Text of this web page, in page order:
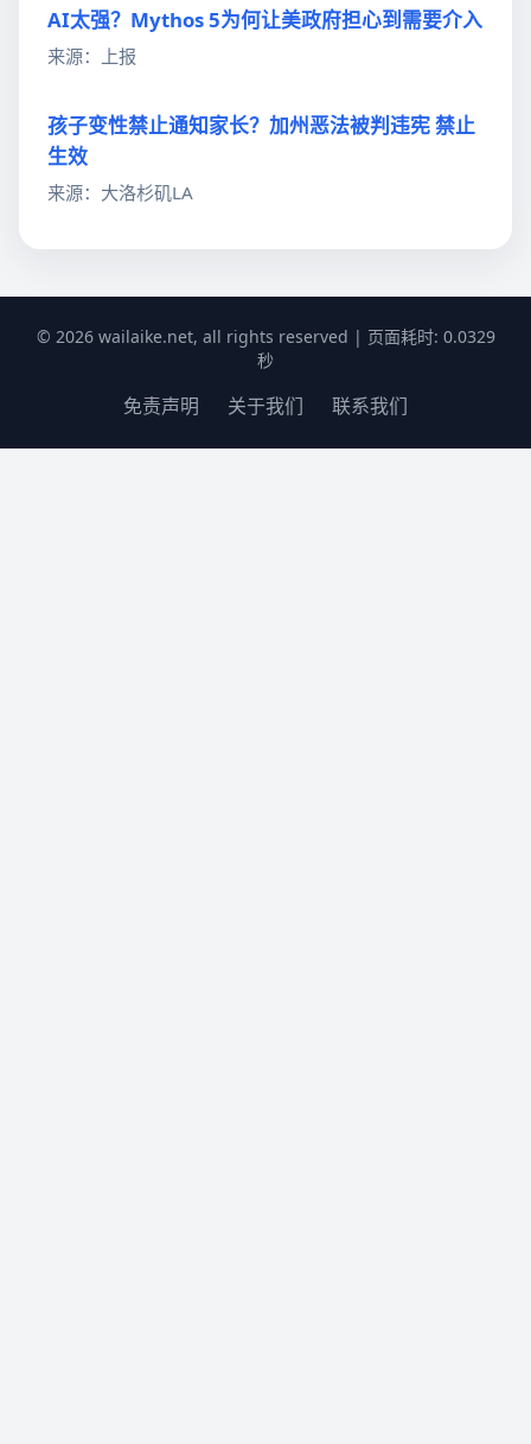
AI太强？Mythos 5为何让美政府担心到需要介入
来源：上报
孩子变性禁止通知家长？加州恶法被判违宪 禁止
生效
来源：大洛杉矶LA
© 2026 wailaike.net, all rights reserved | 页面耗时: 0.0329
秒
免责声明 关于我们 联系我们